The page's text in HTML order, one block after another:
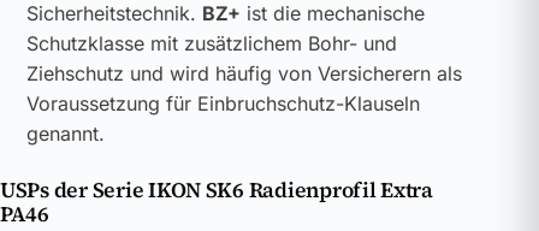
Sicherheitstechnik. BZ+ ist die mechanische
Schutzklasse mit zusätzlichem Bohr- und
Ziehschutz und wird häufig von Versicherern als
Voraussetzung für Einbruchschutz-Klauseln
genannt.
USPs der Serie IKON SK6 Radienprofil Extra
PA46